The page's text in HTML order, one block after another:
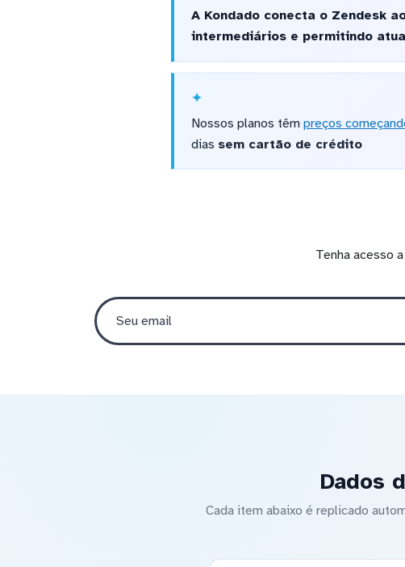
A Kondado conecta o Zendesk
intermediários e permitindo
Nossos planos têm preços
dias sem cartão de crédito
Tenha acesso
Dados
Cada item abaixo é replicado